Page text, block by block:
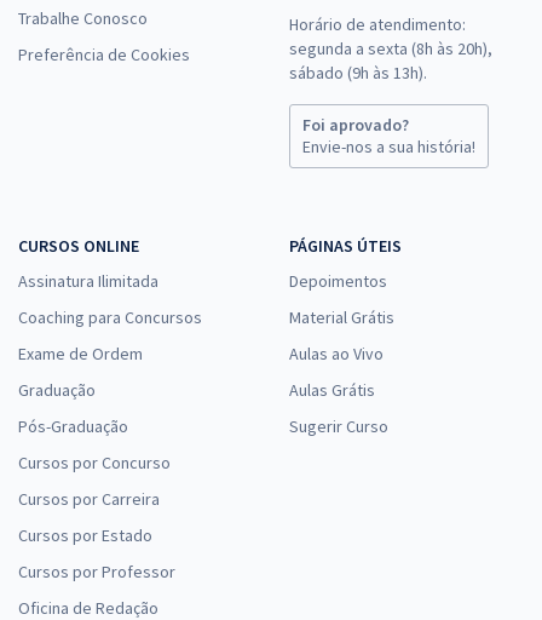
Trabalhe Conosco
Preferência de Cookies
Horário de atendimento:
segunda a sexta (8h às 20h),
sábado (9h às 13h).
Foi aprovado?
Envie-nos a sua história!
CURSOS ONLINE
Assinatura Ilimitada
Coaching para Concursos
Exame de Ordem
Graduação
Pós-Graduação
Cursos por Concurso
Cursos por Carreira
Cursos por Estado
Cursos por Professor
Oficina de Redação
PÁGINAS ÚTEIS
Depoimentos
Material Grátis
Aulas ao Vivo
Aulas Grátis
Sugerir Curso